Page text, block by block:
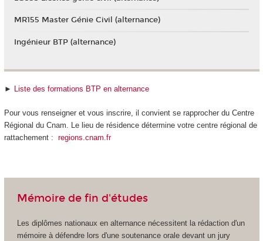
MR155 Master Génie Civil (alternance)
Ingénieur BTP (alternance)
► Liste des formations BTP en alternance
Pour vous renseigner et vous inscrire, il convient se rapprocher du Centre
Régional du Cnam. Le lieu de résidence détermine votre centre régional de
rattachement : regions.cnam.fr
Mémoire de fin d'études
Les diplômes nationaux en alternancenécessitent la rédaction d'un
mémoire à défendre lors d'une soutenance orale devant un jury